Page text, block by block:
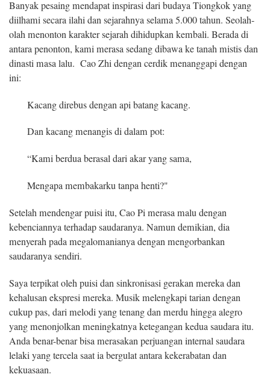
Banyak pesaing mendapat inspirasi dari budaya Tiongkok yang
diilhami secara ilahi dan sejarahnya selama 5.000 tahun. Seolah-
olah menonton karakter sejarah dihidupkan kembali. Berada di
antara penonton, kami merasa sedang dibawa ke tanah mistis dan
dinasti masa lalu. Cao Zhi dengan cerdik menanggapi dengan
ini:
Kacang direbus dengan api batang kacang.
Dan kacang menangis di dalam pot:
“Kami berdua berasal dari akar yang sama,
Mengapa membakarku tanpa henti?"
Setelah mendengar puisi itu, Cao Pi merasa malu dengan
kebenciannya terhadap saudaranya. Namun demikian, dia
menyerah pada megalomanianya dengan mengorbankan
saudaranya sendiri.
Saya terpikat oleh puisi dan sinkronisasi gerakan mereka dan
kehalusan ekspresi mereka. Musik melengkapi tarian dengan
cukup pas, dari melodi yang tenang dan merdu hingga alegro
yang menonjolkan meningkatnya ketegangan kedua saudara itu.
Anda benar-benar bisa merasakan perjuangan internal saudara
lelaki yang tercela saat ia bergulat antara kekerabatan dan
kekuasaan.